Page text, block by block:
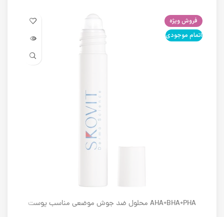
فروش ویژه
اتمام موجودی
AHA+BHA+PHA محلول ضد جوش موضعی مناسب پوست